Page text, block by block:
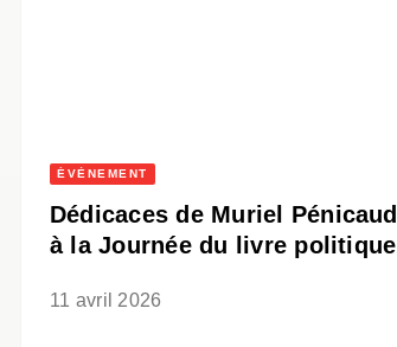
ÉVÈNEMENT
Dédicaces de Muriel Pénicaud
à la Journée du livre politique
11 avril 2026